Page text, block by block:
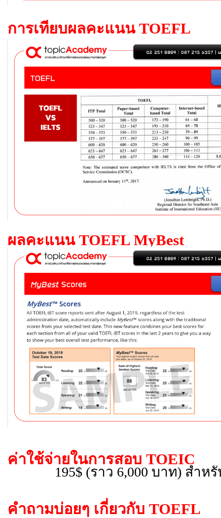
การเทียบผลคะแนน TOEFL
ผลคะแนน TOEFL MyBest
ค่าใช้จ่ายในการสอบ TOEIC
195$ (ราว 6,000 บาท) สำห
คำถามบ่อยๆ เกี่ยวกับ TOEFL